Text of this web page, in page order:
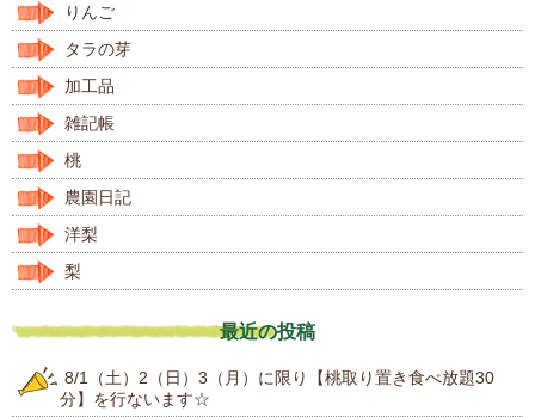
りんご
タラの芽
加工品
雑記帳
桃
農園日記
洋梨
梨
最近の投稿
8/1（土）2（日）3（月）に限り【桃取り置き食べ放題30
分】を行ないます☆